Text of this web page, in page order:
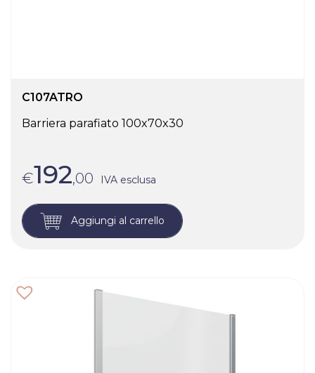
C107ATRO
Barriera parafiato 100x70x30
€192,00 IVA esclusa
Aggiungi al carrello